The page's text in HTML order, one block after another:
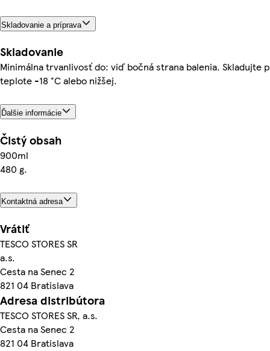
Skladovanie a príprava
Skladovanie
Minimálna trvanlivosť do: viď bočná strana balenia. Skladujte
teplote -18 °C alebo nižšej.
Ďalšie informácie
Čistý obsah
900ml
480 g.
Kontaktná adresa
Vrátiť
TESCO STORES SR
a.s.
Cesta na Senec 2
821 04 Bratislava
Adresa distribútora
TESCO STORES SR, a.s.
Cesta na Senec 2
821 04 Bratislava